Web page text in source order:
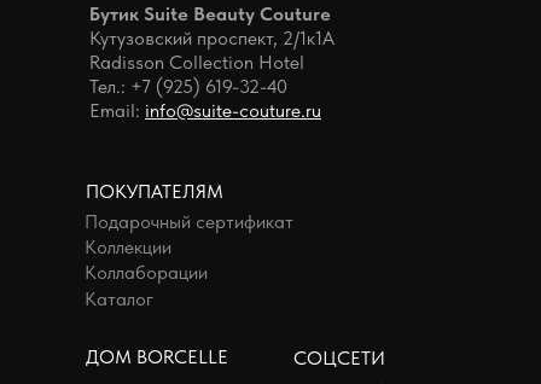
ПОКУПАТЕЛЯМ
Подарочный сертификат
Коллекции
Коллаборации
Каталог
ДОМ BORCELLE
СОЦСЕТИ
Бутик Suite Beauty Couture
Кутузовский проспект, 2/1к1А
Radisson Collection Hotel
Тел.: +7 (925) 619-32-40
Email: info@suite-couture.ru